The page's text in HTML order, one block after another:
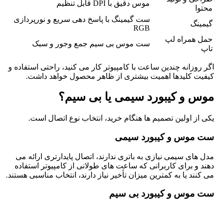
محتوا
موس دقیق با DPI قابل تنظیم
گیمینگ
ست گیمینگ با پاسخ دهی سریع و نورپردازی
RGB
حمل همراه لپ
تاپ
ست موس بی سیم جمع وجور و سبک
اگر روزانه چندین ساعت با کامپیوتر کار می کنید، راحتی استفاده و
کیفیت کلیدها اهمیت بیشتری از ظاهر محصول خواهد داشت.
موس و کیبورد سیمی یا بی سیم؟
یکی از اولین تصمیم ها هنگام خرید، انتخاب نوع اتصال است.
ست موس و کیبورد سیمی
مدل های سیمی نیازی به باتری ندارند، اتصال پایدارتری ارائه می
دهند و برای کاربرانی که ساعت های طولانی از کامپیوتر استفاده
می کنند یا به کمترین میزان تأخیر نیاز دارند، انتخاب مناسبی هستند.
ست موس و کیبورد بی سیم